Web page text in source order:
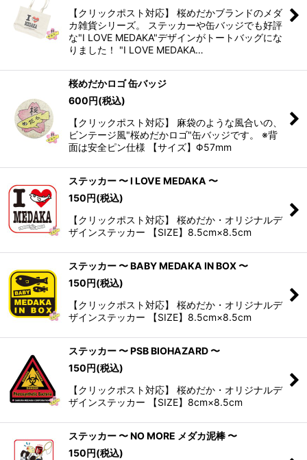
【クリックポスト対応】 桜めだかブランドのメダ
カ雑貨シリーズ。 ステッカーや缶バッジでも好評
な"I LOVE MEDAKA"デザインがトートバッグにな
りました！ "I LOVE MEDAKA…
桜めだかロゴ 缶バッジ
600円(税込)
【クリックポスト対応】 麻袋のような風合いの、
ビンテージ風"桜めだかロゴ"缶バッジです。 ※背
面は安全ピン仕様 【サイズ】Φ57mm
ステッカー 〜 I LOVE MEDAKA 〜
150円(税込)
【クリックポスト対応】 桜めだか・オリジナルデ
ザインステッカー 【SIZE】8.5cm×8.5cm
ステッカー 〜 BABY MEDAKA IN BOX 〜
150円(税込)
【クリックポスト対応】 桜めだか・オリジナルデ
ザインステッカー 【SIZE】8.5cm×8.5cm
ステッカー 〜 PSB BIOHAZARD 〜
150円(税込)
【クリックポスト対応】 桜めだか・オリジナルデ
ザインステッカー 【SIZE】8cm×8.5cm
ステッカー 〜 NO MORE メダカ泥棒 〜
150円(税込)